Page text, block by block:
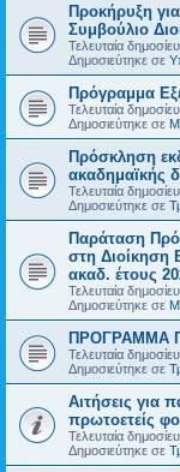
Προκήρυξη
Συμβούλιο
Τελευταία
Δημοσιεύτηκε σε
Πρόγραμμα
Τελευταία
Δημοσιεύτηκε σε
Πρόσκληση
ακαδημαϊκής
Τελευταία
Δημοσιεύτηκε σε
Παράταση
στη Διοίκηση
ακαδ. έτους
Τελευταία
Δημοσιεύτηκε σε
ΠΡΟΓΡΑΜΜΑ
Τελευταία
Δημοσιεύτηκε σε
Αιτήσεις για
πρωτοετείς
Τελευταία
Δημοσιεύτηκε σε